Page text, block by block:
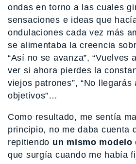
ondas en torno a las cuales
sensaciones e ideas que
ondulaciones cada vez más
se alimentaba la creencia
“Así no se avanza”, “Vuelves
ver si ahora pierdes la
viejos patrones”, “No
objetivos”…
Como resultado, me sentía
principio, no me daba cuenta
repitiendo un mismo modelo
que surgía cuando me había